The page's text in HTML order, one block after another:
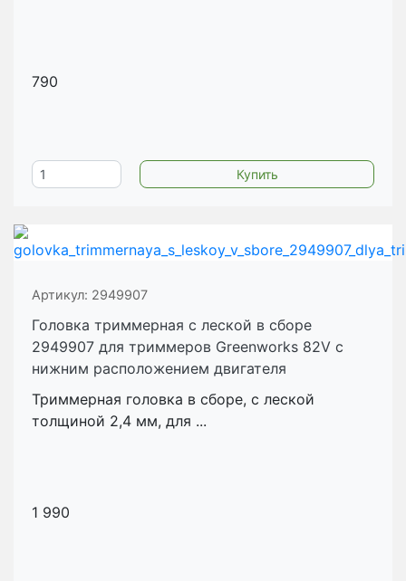
790
Артикул: 2949907
Головка триммерная с леской в сборе
2949907 для триммеров Greenworks 82V с
нижним расположением двигателя
Триммерная головка в сборе, с леской
толщиной 2,4 мм, для ...
1 990